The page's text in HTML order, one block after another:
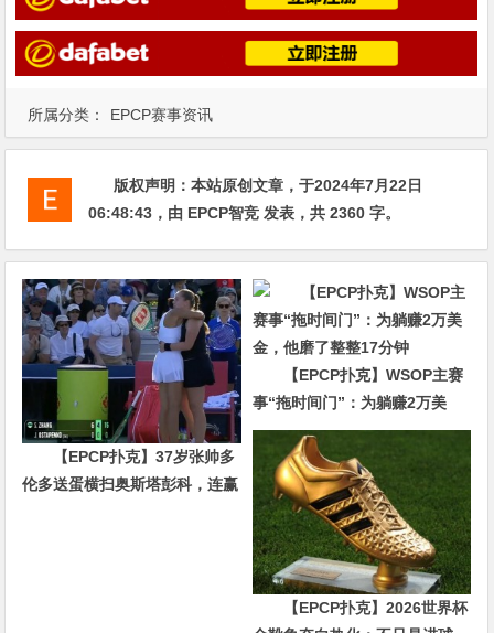
所属分类： EPCP赛事资讯
版权声明：本站原创文章，于2024年7月22日
06:48:43 ，由 EPCP智竞 发表，共 2360 字。
【EPCP扑克】37岁张帅多
伦多送蛋横扫奥斯塔彭科，连赢
【EPCP扑克】WSOP主赛
事“拖时间门”：为躺赚2万美
金，他磨了整整17分钟
【EPCP扑克】2026世界杯